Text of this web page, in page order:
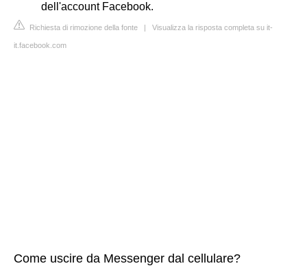
dell'account Facebook.
Richiesta di rimozione della fonte | Visualizza la risposta completa su it-
it.facebook.com
Come uscire da Messenger dal cellulare?